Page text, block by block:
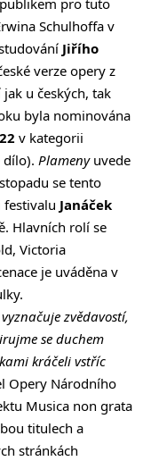
Schulhoffa v
Jiřího
verze opery z
u českých, tak
byla nominována
v kategorii
dílo). Plamenyuvede
se tento
Janáček
Hlavních rolí se
Victoria
je uváděna v
zvědavostí,
se duchem
kráčeli vstříc
Opery Národního
Musica non grata
titulech a
stránkách